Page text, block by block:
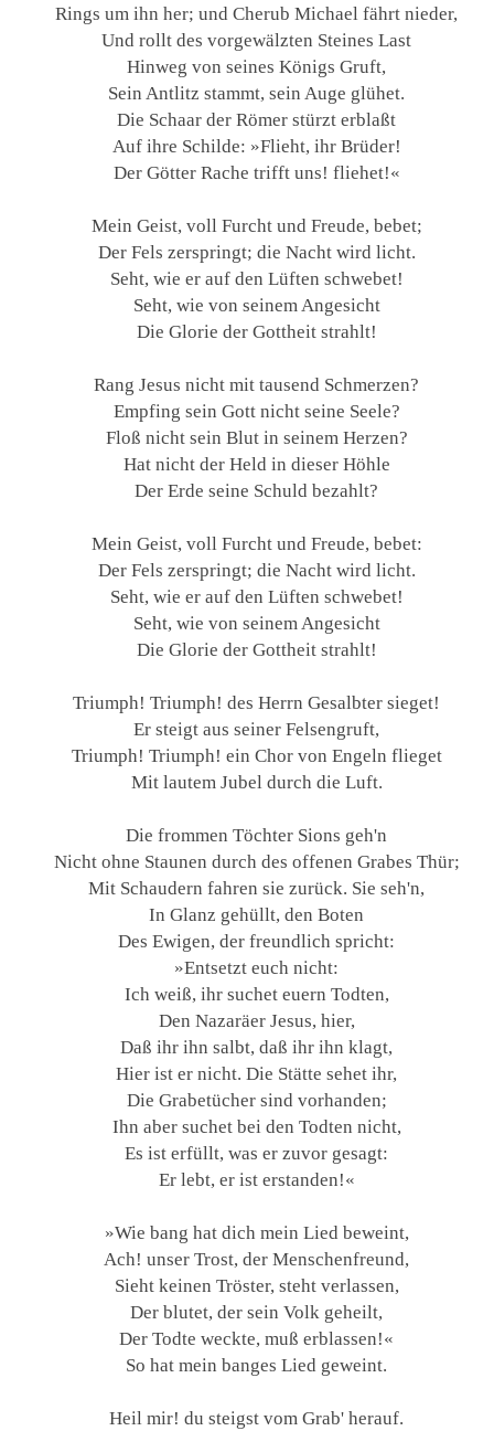
Rings um ihn her; und Cherub Michael fährt nieder,
Und rollt des vorgewälzten Steines Last
Hinweg von seines Königs Gruft,
Sein Antlitz stammt, sein Auge glühet.
Die Schaar der Römer stürzt erblaßt
Auf ihre Schilde: »Flieht, ihr Brüder!
Der Götter Rache trifft uns! fliehet!«
Mein Geist, voll Furcht und Freude, bebet;
Der Fels zerspringt; die Nacht wird licht.
Seht, wie er auf den Lüften schwebet!
Seht, wie von seinem Angesicht
Die Glorie der Gottheit strahlt!
Rang Jesus nicht mit tausend Schmerzen?
Empfing sein Gott nicht seine Seele?
Floß nicht sein Blut in seinem Herzen?
Hat nicht der Held in dieser Höhle
Der Erde seine Schuld bezahlt?
Mein Geist, voll Furcht und Freude, bebet:
Der Fels zerspringt; die Nacht wird licht.
Seht, wie er auf den Lüften schwebet!
Seht, wie von seinem Angesicht
Die Glorie der Gottheit strahlt!
Triumph! Triumph! des Herrn Gesalbter sieget!
Er steigt aus seiner Felsengruft,
Triumph! Triumph! ein Chor von Engeln flieget
Mit lautem Jubel durch die Luft.
Die frommen Töchter Sions geh'n
Nicht ohne Staunen durch des offenen Grabes Thür;
Mit Schaudern fahren sie zurück. Sie seh'n,
In Glanz gehüllt, den Boten
Des Ewigen, der freundlich spricht:
»Entsetzt euch nicht:
Ich weiß, ihr suchet euern Todten,
Den Nazaräer Jesus, hier,
Daß ihr ihn salbt, daß ihr ihn klagt,
Hier ist er nicht. Die Stätte sehet ihr,
Die Grabetücher sind vorhanden;
Ihn aber suchet bei den Todten nicht,
Es ist erfüllt, was er zuvor gesagt:
Er lebt, er ist erstanden!«
»Wie bang hat dich mein Lied beweint,
Ach! unser Trost, der Menschenfreund,
Sieht keinen Tröster, steht verlassen,
Der blutet, der sein Volk geheilt,
Der Todte weckte, muß erblassen!«
So hat mein banges Lied geweint.
Heil mir! du steigst vom Grab' herauf.